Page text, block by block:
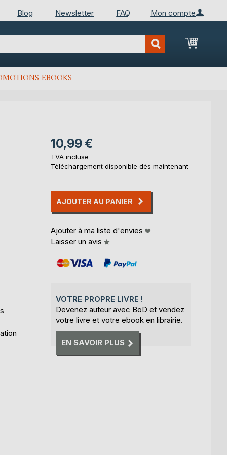
Mon compte
Blog Newsletter FAQ
Mon
EBOOKS
10,99 €
TVA incluse
Téléchargement disponible dès maintenant
AJOUTER AU PANIER
Ajouter à ma liste d'envies
Laisser un avis
VOTRE PROPRE LIVRE !
Devenez auteur avec BoD et vendez
votre livre et votre ebook en librairie.
EN SAVOIR PLUS